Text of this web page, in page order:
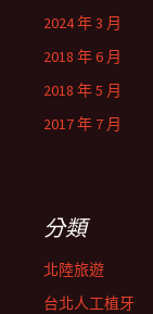
2024 年 3 月
2018 年 6 月
2018 年 5 月
2017 年 7 月
分類
北陸旅遊
台北人工植牙